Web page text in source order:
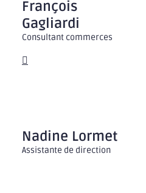
François
Gagliardi
Consultant commerces
Nadine Lormet
Assistante de direction